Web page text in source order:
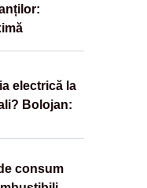
electrică la
Bolojan:
consum